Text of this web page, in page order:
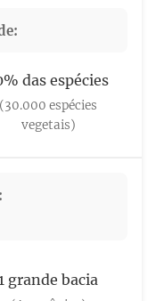
das espécies
(30.000 espécies
vegetais)
grande bacia